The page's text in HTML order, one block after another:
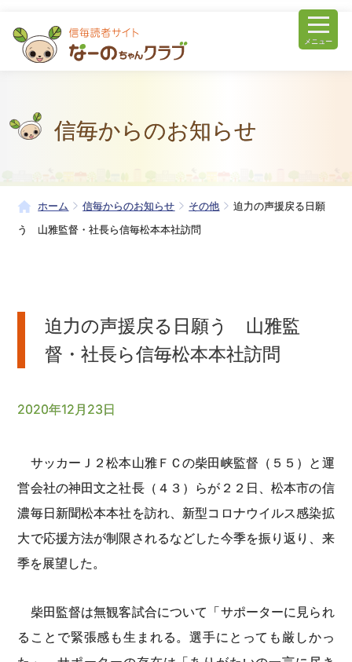
メニュー
信毎からのお知らせ
ホーム 信毎からのお知らせ その他
迫力の声援戻る日願
う 山雅監督・社長ら信毎松本本社訪問
迫力の声援戻る日願う 山雅監
督・社長ら信毎松本本社訪問
2020年12月23日
サッカーＪ２松本山雅ＦＣの柴田峡監督（５５）と運
営会社の神田文之社長（４３）らが２２日、松本市の信
濃毎日新聞松本本社を訪れ、新型コロナウイルス感染拡
大で応援方法が制限されるなどした今季を振り返り、来
季を展望した。
柴田監督は無観客試合について「サポーターに見られ
ることで緊張感も生まれる。選手にとっても厳しかっ